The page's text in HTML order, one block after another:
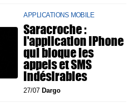
APPLICATIONS MOBILE
Saracroche :
l'application iPhone
qui bloque les
appels et SMS
indésirables
27/07 Dargo